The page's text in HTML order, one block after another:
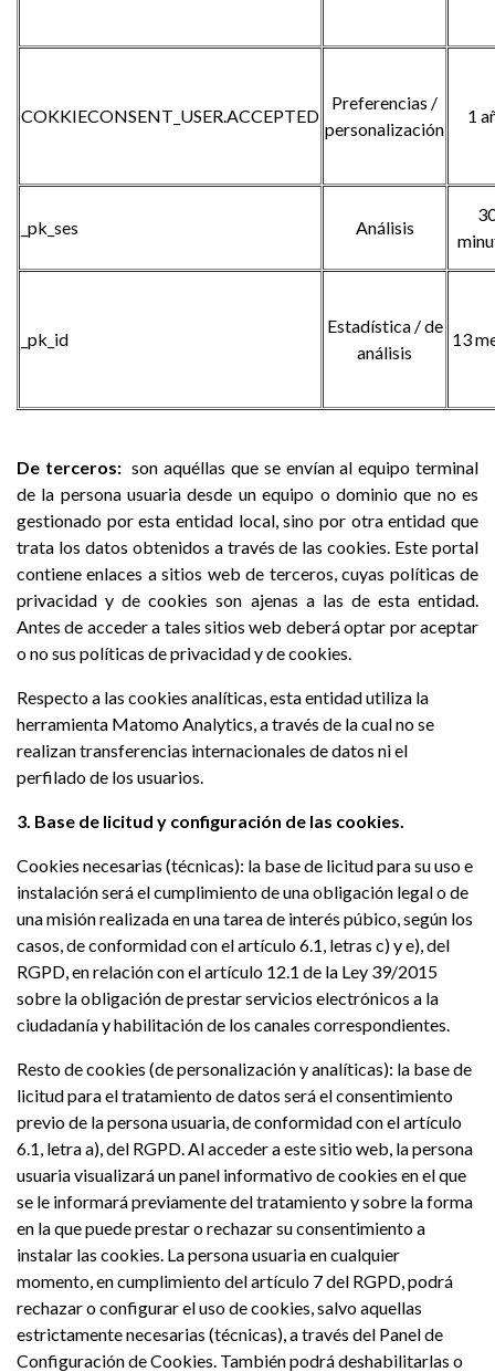
COKKIECONSENT_USER.ACCEPTED
Preferencias /
personalización
1
_pk_ses Análisis
_pk_id
Estadística / de
análisis
13
De terceros: son aquéllas que se envían al equipo terminal
de la persona usuaria desde un equipo o dominio que no es
gestionado por esta entidad local, sino por otra entidad que
trata los datos obtenidos a través de las cookies. Este portal
contiene enlaces a sitios web de terceros, cuyas políticas de
privacidad y de cookies son ajenas a las de esta entidad.
Antes de acceder a tales sitios web deberá optar por aceptar
o no sus políticas de privacidad y de cookies.
Respecto a las cookies analíticas, esta entidad utiliza la
herramienta Matomo Analytics, a través de la cual no se
realizan transferencias internacionales de datos ni el
perfilado de los usuarios.
3. Base de licitud y configuración de las cookies.
Cookies necesarias (técnicas): la base de licitud para su uso e
instalación será el cumplimiento de una obligación legal o de
una misión realizada en una tarea de interés púbico, según los
casos, de conformidad con el artículo 6.1, letras c) y e), del
RGPD, en relación con el artículo 12.1 de la Ley 39/2015
sobre la obligación de prestar servicios electrónicos a la
ciudadanía y habilitación de los canales correspondientes.
Resto de cookies (de personalización y analíticas): la base de
licitud para el tratamiento de datos será el consentimiento
previo de la persona usuaria, de conformidad con el artículo
6.1, letra a), del RGPD. Al acceder a este sitio web, la persona
usuaria visualizará un panel informativo de cookies en el que
se le informará previamente del tratamiento y sobre la forma
en la que puede prestar o rechazar su consentimiento a
instalar las cookies. La persona usuaria en cualquier
momento, en cumplimiento del artículo 7 del RGPD, podrá
rechazar o configurar el uso de cookies, salvo aquellas
estrictamente necesarias (técnicas), a través del Panel de
Configuración de Cookies. También podrá deshabilitarlas o